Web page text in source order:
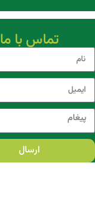
تماس با ما
ارسال